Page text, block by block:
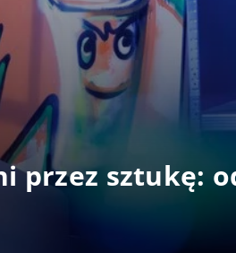
przez sztukę: